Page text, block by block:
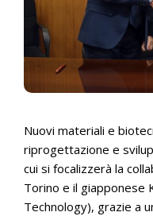
Nuovi materiali e
riprogettazione e
cui si focalizzerà la
Torino e il
Technology), grazie a